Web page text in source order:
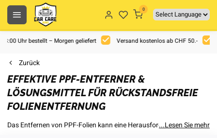
0
Uhr bestellt – Morgen geliefert Versand kostenlos ab CHF 50.-
Zurück
EFFEKTIVE PPF-ENTFERNER &
LÖSUNGSMITTEL FÜR RÜCKSTANDSFREIE
FOLIENENTFERNUNG
Das Entfernen von PPF-Folien kann eine Herausforderung sein,
...Lesen Sie mehr